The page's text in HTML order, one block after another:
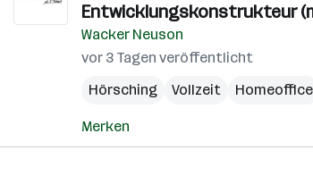
Entwicklungskonstrukteur
Wacker Neuson
vor 3 Tagen veröffentlicht
Hörsching
Vollzeit Homeoffice
Merken